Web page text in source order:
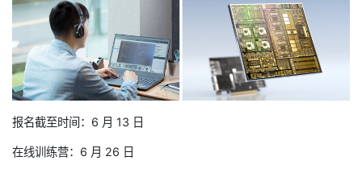
报名截至时间：6 月 13 日
在线训练营：6 月 26 日